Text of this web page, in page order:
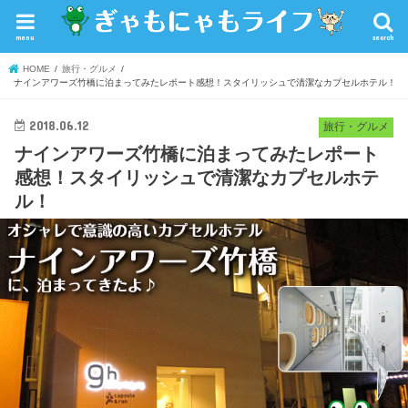
search
menu
HOME
旅行・グルメ
ナインアワーズ竹橋に泊まってみたレポート感想！スタイリッシュで清潔なカプセルホテル！
旅行・グルメ
2018.06.12
ナインアワーズ竹橋に泊まってみたレポート
感想！スタイリッシュで清潔なカプセルホテ
ル！